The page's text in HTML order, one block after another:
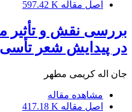
اصل مقاله 597.42 K
بررسی نقش و تأثیر
در پیدایش شعر
جان اله کریمی مطهر
مشاهده مقاله
اصل مقاله 417.18 K